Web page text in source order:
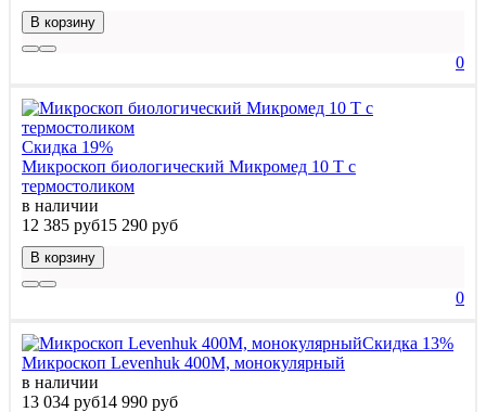
В корзину
0
Скидка 19%
Микроскоп биологический Микромед 10 T c
термостоликом
в наличии
12 385 руб15 290 руб
В корзину
0
Скидка 13%
Микроскоп Levenhuk 400M, монокулярный
в наличии
13 034 руб14 990 руб